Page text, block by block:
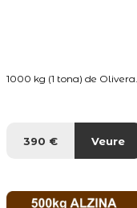
1000 kg (1 tona) de Olivera...
390 € Veure